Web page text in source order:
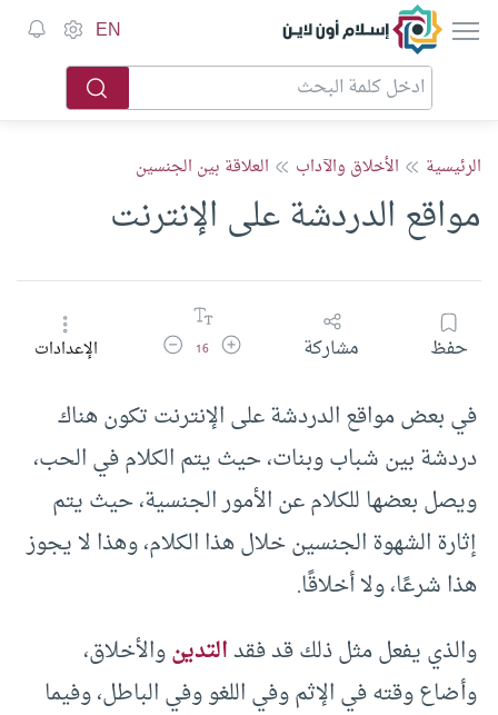
إسلام أون لاين EN
الرئيسية الأخلاق والآداب العلاقة بين الجنسين
مواقع الدردشة على الإنترنت
حفظ مشاركة زيادة حجم الخط
16 تقليل حجم الخطالإعدادات
في بعض مواقع الدردشة على الإنترنت تكون هناك
دردشة بين شباب وبنات، حيث يتم الكلام في الحب،
ويصل بعضها للكلام عن الأمور الجنسية، حيث يتم
إثارة الشهوة الجنسين خلال هذا الكلام، وهذا لا يجوز
هذا شرعًا، ولا أخلاقًا.
والذي يفعل مثل ذلك قد فقدالتدينوالأخلاق،
وأضاع وقته في الإثم وفي اللغو وفي الباطل، وفيما